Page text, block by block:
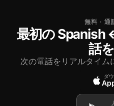
無料 · 通
最初の
話
次の電話をリアルタイム
ダ